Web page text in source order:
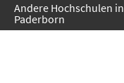
Andere Hochschulen in
Paderborn